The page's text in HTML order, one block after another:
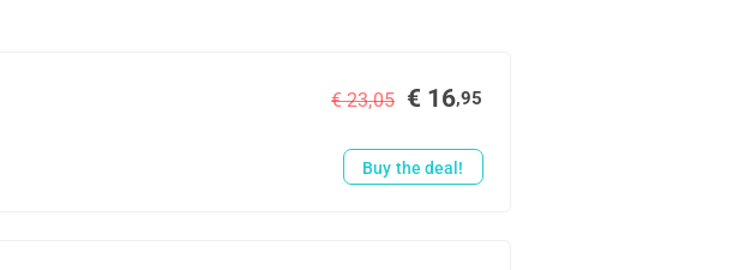
€ 23,05 € 16,95
Buy the deal!